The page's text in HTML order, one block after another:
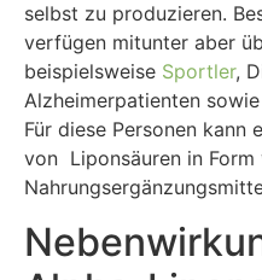
selbst zu produzieren.
verfügen mitunter aber
beispielsweise Sportler,
Alzheimerpatienten
Für diese Personen kann
von Liponsäuren in Form